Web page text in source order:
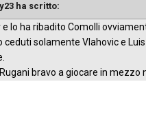
ha scritto:
lo ha ribadito Comolli
ceduti solamente Vlahovic e
bravo a giocare in